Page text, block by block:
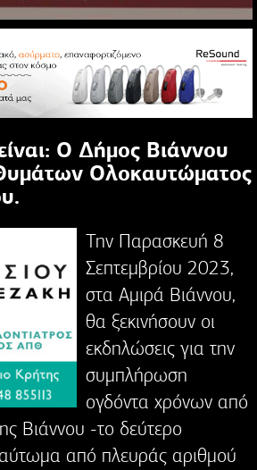
Ο Δήμος Βιάννου
Ολοκαυτώματος
Την Παρασκευή 8
Σεπτεμβρίου 2023,
στα Αμιρά Βιάννου,
θα ξεκινήσουν οι
εκδηλώσεις για την
συμπλήρωση
ογδόντα χρόνων από
Βιάννου -το δεύτερο
από πλευράς αριθμού